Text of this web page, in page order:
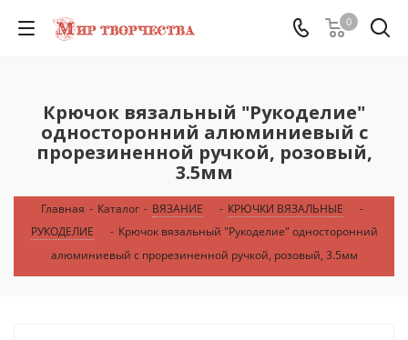
0
Крючок вязальный "Рукоделие"
односторонний алюминиевый с
прорезиненной ручкой, розовый,
3.5мм
Главная - Каталог - ВЯЗАНИЕ - КРЮЧКИ ВЯЗАЛЬНЫЕ
-
РУКОДЕЛИЕ
- Крючок вязальный "Рукоделие" односторонний
алюминиевый с прорезиненной ручкой, розовый, 3.5мм